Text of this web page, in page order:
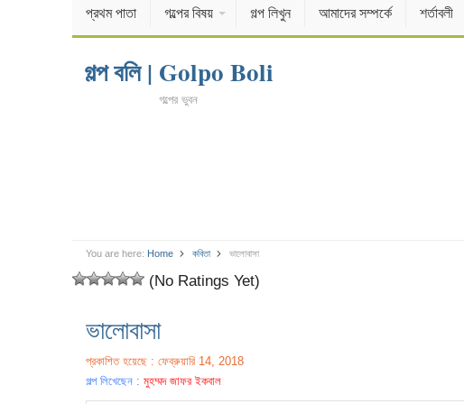
প্রথম পাতা গল্পের বিষয় গল্প লিখুন আমাদের সম্পর্কে শর্তাবলী
গল্প বলি | Golpo Boli
গল্পের ভুবন
You are here: Home কবিতা ভালোবাসা
(No Ratings Yet)
ভালোবাসা
প্রকাশিত হয়েছে : ফেব্রুয়ারি 14, 2018
গল্প লিখেছেন : মুহম্মদ জাফর ইকবাল